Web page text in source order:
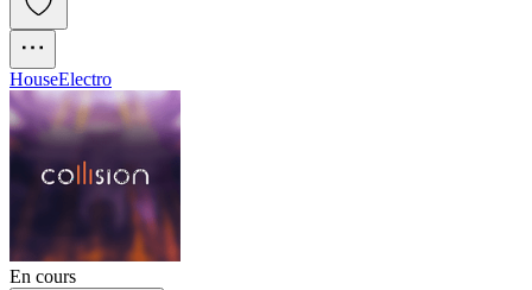
HouseElectro
En cours